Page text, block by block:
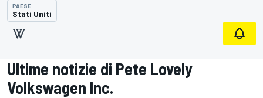
PAESE
Stati Uniti
Ultime notizie di Pete Lovely
Volkswagen Inc.